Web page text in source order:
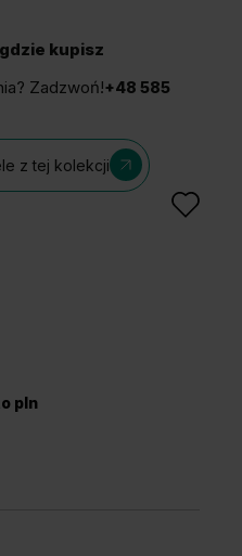
kupisz
Zadzwoń!+48 585
z tej kolekcji
pln